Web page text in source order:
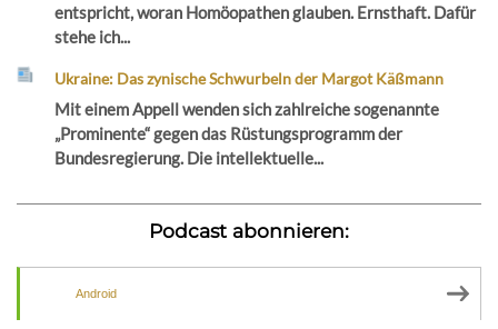
entspricht, woran Homöopathen glauben. Ernsthaft. Dafür
stehe ich...
Ukraine: Das zynische Schwurbeln der Margot Käßmann
Mit einem Appell wenden sich zahlreiche sogenannte
„Prominente“ gegen das Rüstungsprogramm der
Bundesregierung. Die intellektuelle...
Podcast abonnieren:
Android